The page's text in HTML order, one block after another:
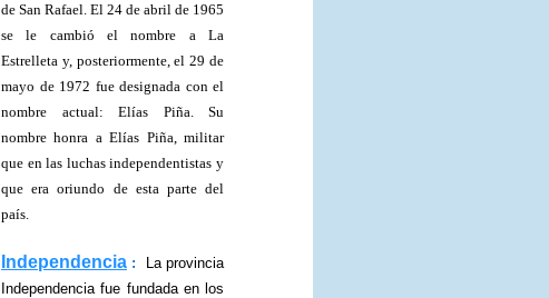
de San Rafael. El 24 de abril de 1965
se le cambió el nombre a La
Estrelleta y, posteriormente, el 29 de
mayo de 1972 fue designada con el
nombre actual: Elías Piña. Su
nombre honra a Elías Piña, militar
que en las luchas independentistas y
que era oriundo de esta parte del
país.
Independencia :
La provincia
Independencia fue fundada en los